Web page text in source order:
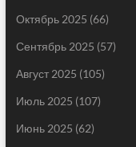
Октябрь 2025 (66)
Сентябрь 2025 (57)
Август 2025 (105)
Июль 2025 (107)
Июнь 2025 (62)